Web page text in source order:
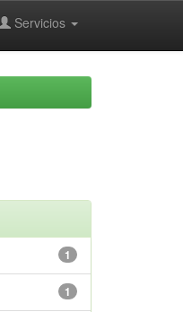
Servicios
1
1